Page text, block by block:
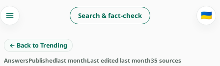
Search & fact-check 🇺🇦
← Back to Trending
AnswersPublishedlast monthLast edited last month35 sources